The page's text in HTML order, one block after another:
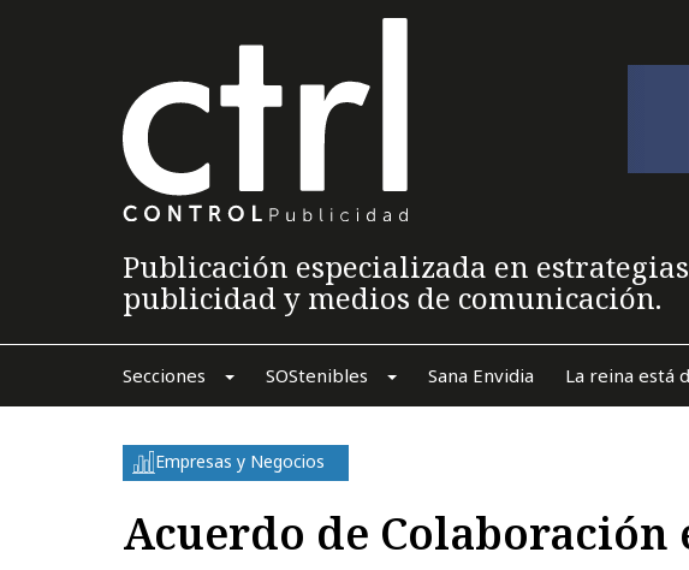
Publicación especializada en
publicidad y medios de comunicación.
Secciones SOStenibles Sana Envidia La reina está
Empresas y Negocios
Acuerdo de Colaboración